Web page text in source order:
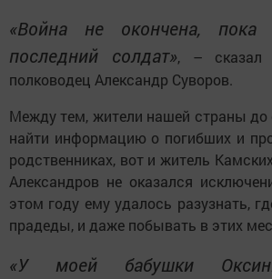
«Война не окончена, пока
последний солдат», – сказал
полководец Александр Суворов.
Между тем, жители нашей страны до
найти информацию о погибших и
родственниках, вот и житель
Александров не оказался
этом году ему удалось разузнать,
прадеды, и даже побывать в этих
«У моей бабушки